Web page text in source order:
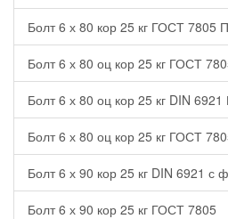
Болт 6 х 80 кор 25 кг ГОСТ 7805
Болт 6 х 80 оц кор 25 кг ГОСТ
Болт 6 х 80 оц кор 25 кг DIN
Болт 6 х 80 оц кор 25 кг ГОСТ
Болт 6 х 90 кор 25 кг DIN 6921 с
Болт 6 х 90 кор 25 кг ГОСТ 7805